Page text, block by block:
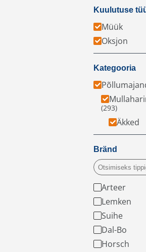
Kuulutuse
Müük
Oksjon
Kategooria
Äkked
Bränd
Arteer
Lemken
Suihe
Dal-Bo
Horsch